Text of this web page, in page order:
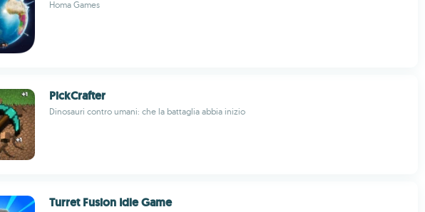
Homa Games
PickCrafter
Dinosauri contro umani: che la battaglia abbia inizio
Turret Fusion Idle Game